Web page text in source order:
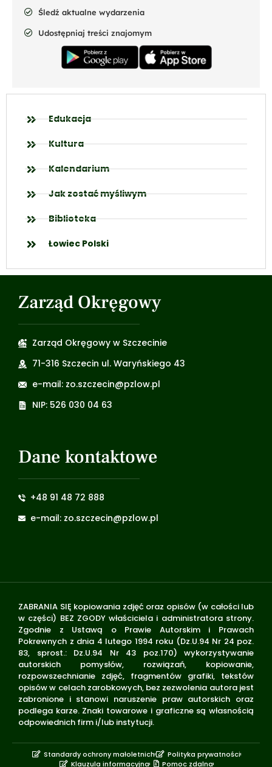
Śledź aktualne wydarzenia
Udostępniaj treści znajomym
Edukacja
Kultura
Kalendarium
Jak zostać myśliwym
Biblioteka
Łowiec Polski
Zarząd Okręgowy
Zarząd Okręgowy w Szczecinie
71-316 Szczecin ul. Waryńskiego 43
e-mail: zo.szczecin@pzlow.pl
NIP: 526 030 04 63
Dane kontaktowe
+48 91 48 72 888
e-mail: zo.szczecin@pzlow.pl
ZABRANIA SIĘ kopiowania zdjęć oraz opisów (w całości lub
w części) BEZ ZGODY właściciela i administratora strony.
Zgodnie z Ustawą o Prawie Autorskim i Prawach
Pokrewnych z dnia 4 lutego 1994 roku (Dz.U.94 Nr 24 poz.
83, sprost.: Dz.U.94 Nr 43 poz.170) wykorzystywanie
autorskich pomysłów, rozwiązań, kopiowanie,
rozpowszechnianie zdjęć, fragmentów grafiki, tekstów
opisów w celach zarobkowych, bez zezwolenia autora jest
zabronione i stanowi naruszenie praw autorskich oraz
podlega karze. Znaki towarowe i graficzne są własnością
odpowiednich firm i/lub instytucji.
Standardy ochrony małoletnich
Polityka prywatności
Klauzula informacyjna
Pomoc zdalna